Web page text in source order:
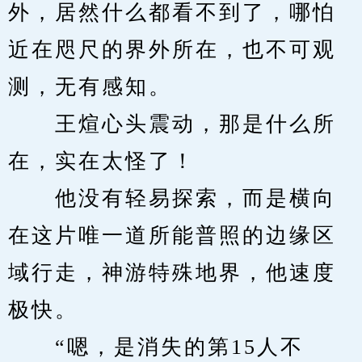
外，居然什么都看不到了，哪怕
近在咫尺的界外所在，也不可观
测，无有感知。
王煊心头震动，那是什么所
在，实在太怪了！
他没有轻易探索，而是横向
在这片唯一道所能普照的边缘区
域行走，神游特殊地界，他速度
极快。
“嗯，是消失的第15人不